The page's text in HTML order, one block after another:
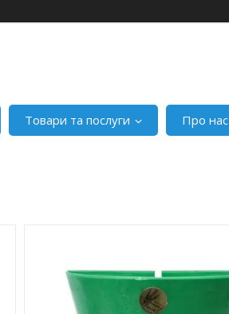
Товари та послуги Про нас